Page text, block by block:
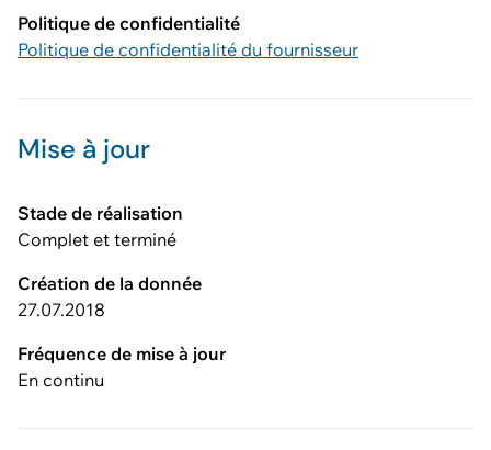
Politique de confidentialité
Politique de confidentialité du fournisseur
Mise à jour
Stade de réalisation
Complet et terminé
Création de la donnée
27.07.2018
Fréquence de mise à jour
En continu